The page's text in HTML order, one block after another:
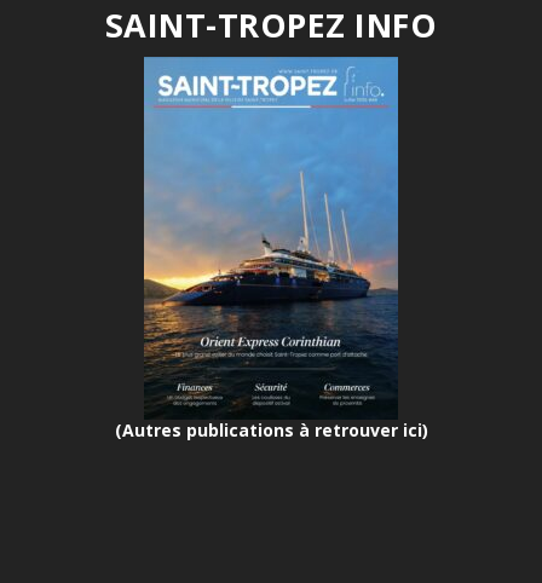
SAINT-TROPEZ INFO
(Autres publications à retrouver ici)